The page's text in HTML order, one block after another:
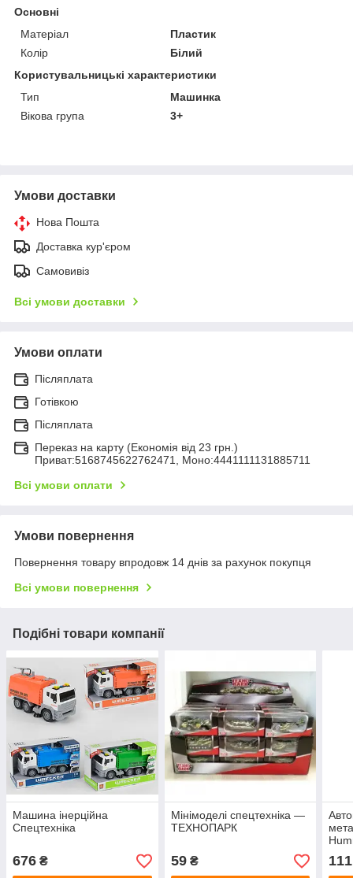
Основні
Матеріал
Пластик
Колір
Білий
Користувальницькі характеристики
Тип
Машинка
Вікова група
3+
Умови доставки
Нова Пошта
Доставка кур'єром
Самовивіз
Всі умови доставки
Умови оплати
Післяплата
Готівкою
Післяплата
Переказ на карту (Економія від 23 грн.)
Приват:5168745622762471, Моно:4441111131885711
Всі умови оплати
Умови повернення
Повернення товару впродовж 14 днів за рахунок покупця
Всі умови повернення
Подібні товари компанії
Машина інерційна
Спецтехніка
676 ₴
Мінімоделі спецтехніка —
ТЕХНОПАРК
59₴